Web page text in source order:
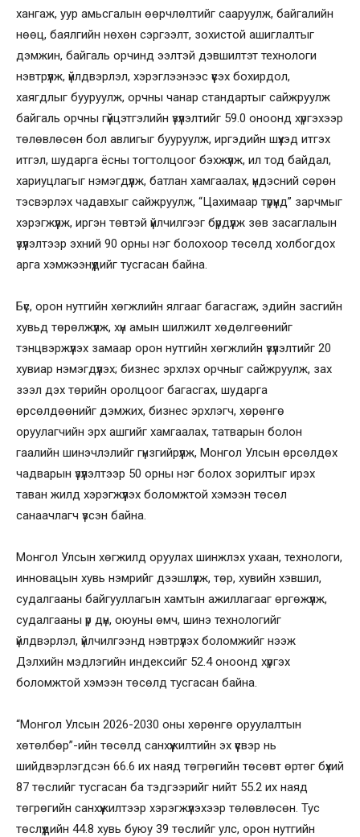
хангаж, уур амьсгалын өөрчлөлтийг сааруулж, байгалийн
нөөц, баялгийн нөхөн сэргээлт, зохистой ашиглалтыг
дэмжин, байгаль орчинд ээлтэй дэвшилтэт технологи
нэвтрүүлж, үйлдвэрлэл, хэрэглээнээс үүсэх бохирдол,
хаягдлыг бууруулж, орчны чанар стандартыг сайжруулж
байгаль орчны гүйцэтгэлийн үзүүлэлтийг 59.0 оноонд хүргэхээр
төлөвлөсөн бол авлигыг бууруулж, иргэдийн шүүхэд итгэх
итгэл, шударга ёсны тогтолцоог бэхжүүлж, ил тод байдал,
хариуцлагыг нэмэгдүүлж, батлан хамгаалах, үндэсний сөрөн
тэсвэрлэх чадавхыг сайжруулж, “Цахимаар түрүүнд” зарчмыг
хэрэгжүүлж, иргэн төвтэй үйлчилгээг бүрдүүлж зөв засаглалын
үзүүлэлтээр эхний 90 орны нэг болохоор төсөлд холбогдох
арга хэмжээнүүдийг тусгасан байна.
Бүс, орон нутгийн хөгжлийн ялгааг багасгаж, эдийн засгийн
хувьд төрөлжүүлж, хүн амын шилжилт хөдөлгөөнийг
тэнцвэржүүлэх замаар орон нутгийн хөгжлийн үзүүлэлтийг 20
хувиар нэмэгдүүлэх; бизнес эрхлэх орчныг сайжруулж, зах
зээл дэх төрийн оролцоог багасгах, шударга
өрсөлдөөнийг дэмжих, бизнес эрхлэгч, хөрөнгө
оруулагчийн эрх ашгийг хамгаалах, татварын болон
гаалийн шинэчлэлийг гүнзгийрүүлж, Монгол Улсын өрсөлдөх
чадварын үзүүлэлтээр 50 орны нэг болох зорилтыг ирэх
таван жилд хэрэгжүүлэх боломжтой хэмээн төсөл
санаачлагч үзсэн байна.
Монгол Улсын хөгжилд оруулах шинжлэх ухаан, технологи,
инновацын хувь нэмрийг дээшлүүлж, төр, хувийн хэвшил,
судалгааны байгууллагын хамтын ажиллагааг өргөжүүлж,
судалгааны үр дүн, оюуны өмч, шинэ технологийг
үйлдвэрлэл, үйлчилгээнд нэвтрүүлэх боломжийг нээж
Дэлхийн мэдлэгийн индексийг 52.4 оноонд хүргэх
боломжтой хэмээн төсөлд тусгасан байна.
“Монгол Улсын 2026-2030 оны хөрөнгө оруулалтын
хөтөлбөр”-ийн төсөлд санхүүжилтийн эх үүсвэр нь
шийдвэрлэгдсэн 66.6 их наяд төгрөгийн төсөвт өртөг бүхий
87 төслийг тусгасан ба тэдгээрийг нийт 55.2 их наяд
төгрөгийн санхүүжилтээр хэрэгжүүлэхээр төлөвлөсөн. Тус
төслүүдийн 44.8 хувь буюу 39 төслийг улс, орон нутгийн